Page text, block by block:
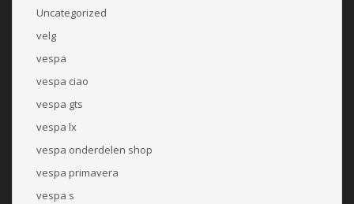
Uncategorized
velg
vespa
vespa ciao
vespa gts
vespa lx
vespa onderdelen shop
vespa primavera
vespa s